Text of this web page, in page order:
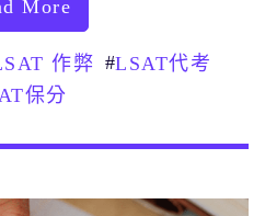
More
作弊 #LSAT代考
保分